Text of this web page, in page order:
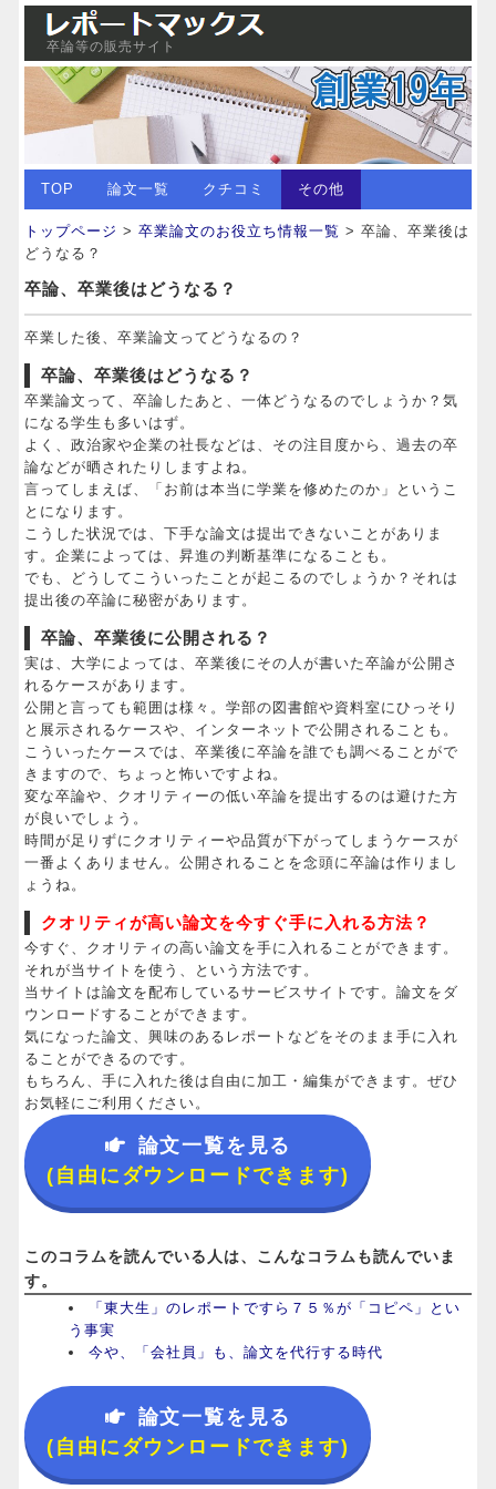
卒論等の販売サイト
TOP 論文一覧 クチコミ その他
トップページ >卒業論文のお役立ち情報一覧 > 卒論、卒業後は
どうなる？
卒論、卒業後はどうなる？
卒業した後、卒業論文ってどうなるの？
卒論、卒業後はどうなる？
卒業論文って、卒論したあと、一体どうなるのでしょうか？気
になる学生も多いはず。
よく、政治家や企業の社長などは、その注目度から、過去の卒
論などが晒されたりしますよね。
言ってしまえば、「お前は本当に学業を修めたのか」というこ
とになります。
こうした状況では、下手な論文は提出できないことがありま
す。企業によっては、昇進の判断基準になることも。
でも、どうしてこういったことが起こるのでしょうか？それは
提出後の卒論に秘密があります。
卒論、卒業後に公開される？
実は、大学によっては、卒業後にその人が書いた卒論が公開さ
れるケースがあります。
公開と言っても範囲は様々。学部の図書館や資料室にひっそり
と展示されるケースや、インターネットで公開されることも。
こういったケースでは、卒業後に卒論を誰でも調べることがで
きますので、ちょっと怖いですよね。
変な卒論や、クオリティーの低い卒論を提出するのは避けた方
が良いでしょう。
時間が足りずにクオリティーや品質が下がってしまうケースが
一番よくありません。公開されることを念頭に卒論は作りまし
ょうね。
クオリティが高い論文を今すぐ手に入れる方法？
今すぐ、クオリティの高い論文を手に入れることができます。
それが当サイトを使う、という方法です。
当サイトは論文を配布しているサービスサイトです。論文をダ
ウンロードすることができます。
気になった論文、興味のあるレポートなどをそのまま手に入れ
ることができるのです。
もちろん、手に入れた後は自由に加工・編集ができます。ぜひ
お気軽にご利用ください。
論文一覧を見る
(自由にダウンロードできます)
このコラムを読んでいる人は、こんなコラムも読んでいま
す。
「東大生」のレポートですら７５％が「コピペ」とい
う事実
今や、「会社員」も、論文を代行する時代
論文一覧を見る
(自由にダウンロードできます)